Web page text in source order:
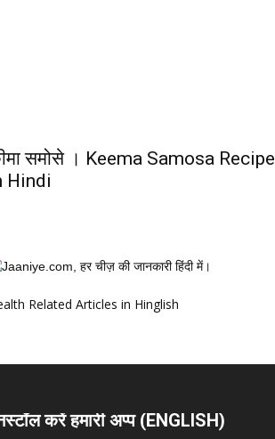
समोसे । Keema Samosa Recipe
Hindi
Related Articles in Hinglish
करें हमारी अप्प (ENGLISH)